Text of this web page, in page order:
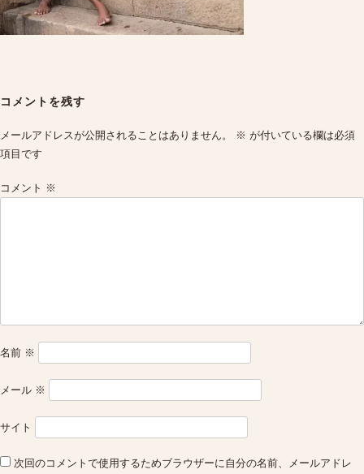
navigation
コメントを残す
メールアドレスが公開されることはありません。 ※ が付いている欄は必須
項目です
コメント ※
名前 ※
メール ※
サイト
次回のコメントで使用するためブラウザーに自分の名前、メールアドレ